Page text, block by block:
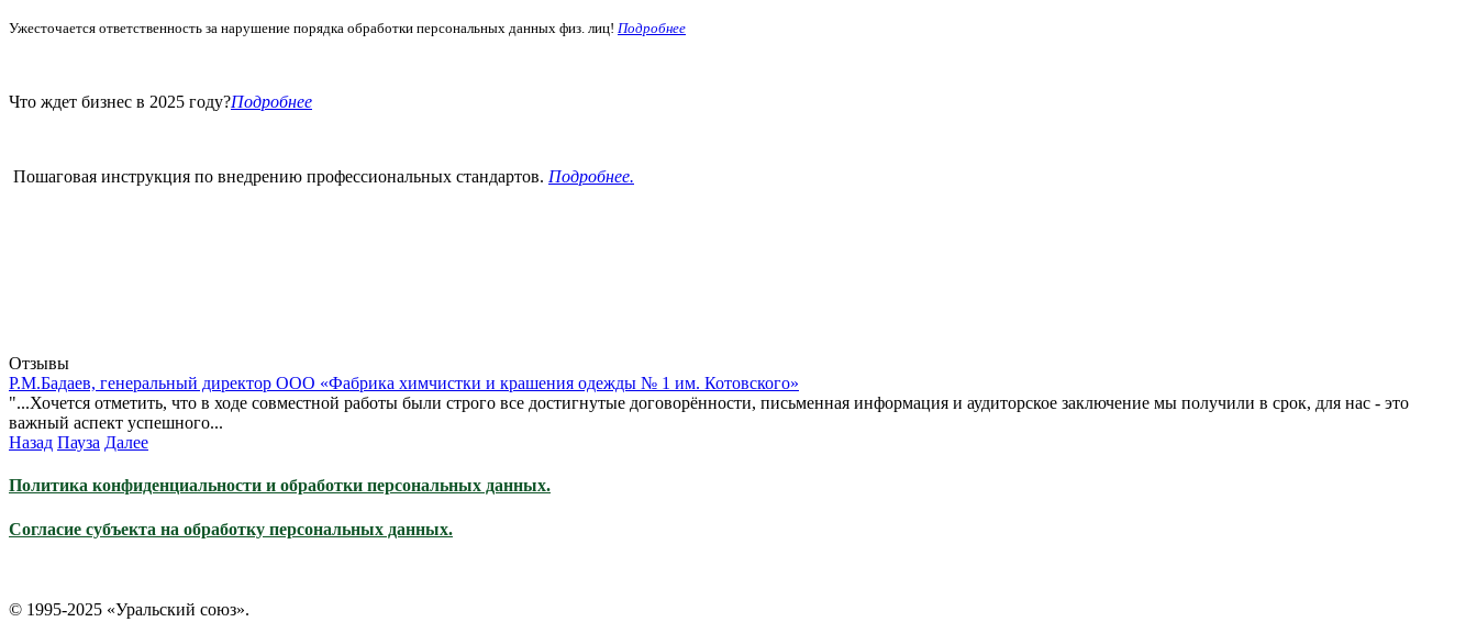
Ужесточается ответственность за нарушение порядка обработки персональных данных физ. лиц! Подробнее
Что ждет бизнес в 2025 году?Подробнее
Пошаговая инструкция по внедрению профессиональных стандартов. Подробнее.
Отзывы
Р.М.Бадаев, генеральный директор ООО «Фабрика химчистки и крашения одежды № 1 им. Котовского»
"...Хочется отметить, что в ходе совместной работы были строго все достигнутые договорённости, письменная информация и аудиторское заключение мы получили в срок, для нас - это
важный аспект успешного...
Назад Пауза Далее
Политика конфиденциальности и обработки персональных данных.
Согласие субъекта на обработку персональных данных.
© 1995-2025 «Уральский союз».